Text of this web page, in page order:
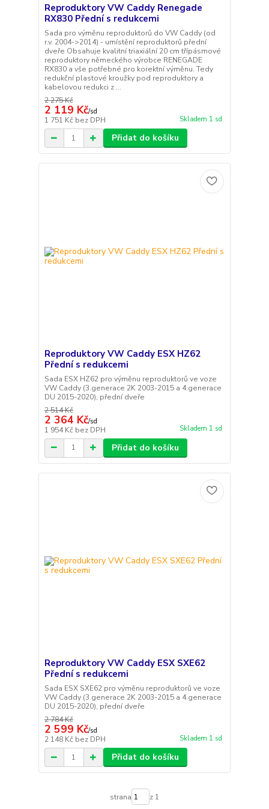
Reproduktory VW Caddy Renegade
RX830 Přední s redukcemi
Sada pro výměnu reproduktorů do VW Caddy (od
r.v. 2004->2014) - umístění reproduktorů přední
dveře Obsahuje kvalitní triaxiální 20 cm třípásmové
reproduktory německého výrobce RENEGADE
RX830 a vše potřebné pro korektní výměnu. Tedy
redukční plastové kroužky pod reproduktory a
kabelovou redukci z ...
2 275 Kč
2 119 Kč/sd
1 751 Kč bez DPH Skladem 1 sd
Přidat do košíku
Reproduktory VW Caddy ESX HZ62
Přední s redukcemi
Sada ESX HZ62 pro výměnu reproduktorů ve voze
VW Caddy (3.generace 2K 2003-2015 a 4.generace
DU 2015-2020), přední dveře
2 514 Kč
2 364 Kč/sd
1 954 Kč bez DPH Skladem 1 sd
Přidat do košíku
Reproduktory VW Caddy ESX SXE62
Přední s redukcemi
Sada ESX SXE62 pro výměnu reproduktorů ve voze
VW Caddy (3.generace 2K 2003-2015 a 4.generace
DU 2015-2020), přední dveře
2 784 Kč
2 599 Kč/sd
2 148 Kč bez DPH Skladem 1 sd
Přidat do košíku
strana z 1